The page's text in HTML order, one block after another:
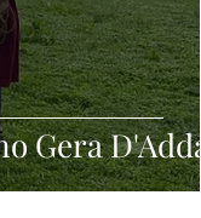
Gera D'Adda